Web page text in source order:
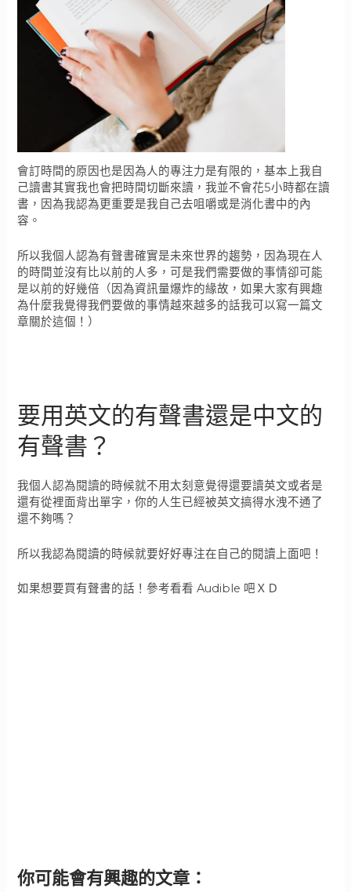
會訂時間的原因也是因為人的專注力是有限的，基本上我自
己讀書其實我也會把時間切斷來讀，我並不會花5小時都在讀
書，因為我認為更重要是我自己去咀嚼或是消化書中的內
容。
所以我個人認為有聲書確實是未來世界的趨勢，因為現在人
的時間並沒有比以前的人多，可是我們需要做的事情卻可能
是以前的好幾倍（因為資訊量爆炸的緣故，如果大家有興趣
為什麼我覺得我們要做的事情越來越多的話我可以寫一篇文
章關於這個！）
要用英文的有聲書還是中文的
有聲書？
我個人認為閱讀的時候就不用太刻意覺得還要讀英文或者是
還有從裡面背出單字，你的人生已經被英文搞得水洩不通了
還不夠嗎？
所以我認為閱讀的時候就要好好專注在自己的閱讀上面吧！
如果想要買有聲書的話！參考看看 Audible 吧ＸＤ
你可能會有興趣的文章：